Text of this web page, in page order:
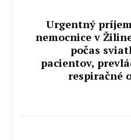
Urgentný
nemocnice v
počas
pacientov,
respiračné